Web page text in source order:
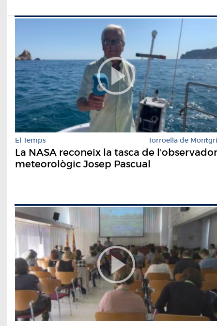
El Temps Torroella de Montgrí
La NASA reconeix la tasca de l'observador
meteorològic Josep Pascual